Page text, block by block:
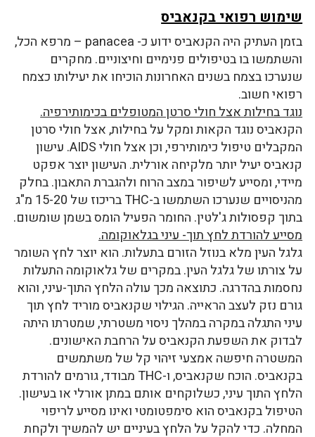
שימוש רפואי בקנאביס
בזמן העתיק היה הקנאביס ידוע כ- panacea – מרפא הכל,
והשתמשו בו בטיפולים פנימיים וחיצוניים. מחקרים
שנערכו בצמח בשנים האחרונות הוכיחו את יעילותו כצמח
רפואי חשוב.
נוגד בחילות אצל חולי סרטן המטופלים בכימותירפיה.
הקנאביס נוגד הקאות ומקל על בחילות, אצל חולי סרטן
המקבלים טיפול כימותירפי, וכן אצל חולי AIDS. עישון
קנאביס יעיל יותר מלקיחה אורלית. העישון יוצר אפקט
מיידי, ומסייע לשיפור במצב הרוח ולהגברת התאבון. בחלק
מהניסויים שנערכו השתמשו ב-THC בריכוז של 15-20 מ"ג
בתוך קפסולות ג'לטין. החומר הפעיל הומס בשמן שומשום.
מסייע להורדת לחץ תוך- עיני בגלאוקומה.
גלגל העין מלא בנוזל הזורם בתעלות. הוא יוצר לחץ השומר
על צורתו של גלגל העין. במקרים של גלאוקומה התעלות
נחסמות בהדרגה. כתוצאה מכך עולה הלחץ התוך-עיני, והוא
גורם נזק לעצב הראייה. הגילוי שקנאביס מוריד לחץ תוך
עיני התגלה במקרה במהלך ניסוי משטרתי, שמטרתו היתה
לבדוק את השפעת הקנאביס על הרחבת האישונים.
המשטרה חיפשה אמצעי זיהוי קל של משתמשים
בקנאביס. הוכח שקנאביס, ו-THC מבודד, גורמים להורדת
הלחץ התוך עיני, כשלוקחים אותם במתן אורלי או בעישון.
הטיפול בקנאביס הוא סימפטומטי ואינו מסייע לריפוי
המחלה. כדי להקל על הלחץ בעיניים יש להמשיך ולקחת